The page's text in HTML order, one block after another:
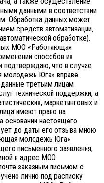
данными в соответствии
Обработка данных может
средств автоматизации,
обработке).
МОО «Работающая
способов их
подтверждаю, что в случае
Юга» вправе
третьим лицам
технической поддержки, а
маркетинговых и
имеют право на
основании настоящего
до даты его отзыва мною
молодежь Юга»
письменного заявления,
в адрес МОО
заказным письмом с
лично под расписку